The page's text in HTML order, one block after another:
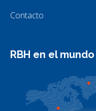
Contacto
RBH en el mundo